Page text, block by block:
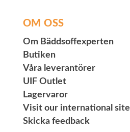
OM OSS
Om Bäddsoffexperten
Butiken
Våra leverantörer
UIF Outlet
Lagervaror
Visit our international site
Skicka feedback